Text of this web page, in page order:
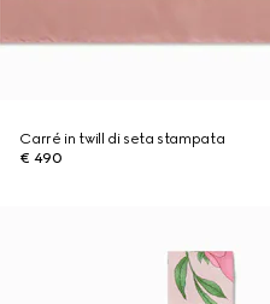
Carré in twill di seta stampata
€ 490